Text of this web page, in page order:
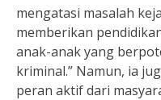
mengatasi masalah
memberikan
anak-anak yang
kriminal.” Namun, ia
peran aktif dari